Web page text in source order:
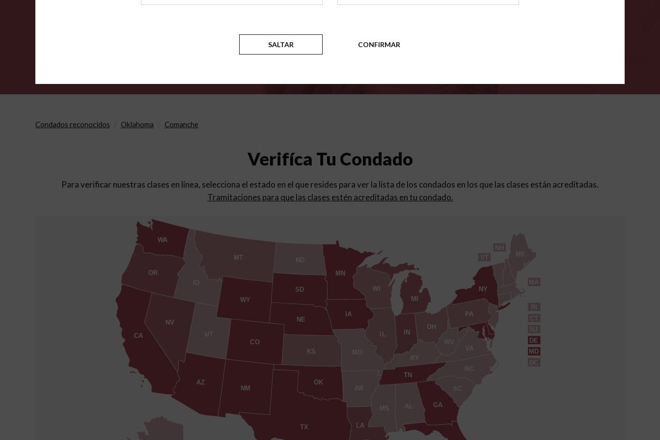
Condados reconocidos Oklahoma Comanche
Verifíca Tu Condado
Para verificar nuestras clases en línea, selecciona el estado en el que resides para ver la lista de los condados en los que las clases están acreditadas.
Tramitaciones para que las clases estén acreditadas en tu condado.
AL
AZ
AR
CA
CO
CT
DE
DC
GA
ID
IN
IA
KS
KY
LA
ME
MD
MA
MI
MN
MS
MO
MT
NE
NV
NH
NJ
NM
NY
NC
ND
OH
OK
OR
PA
RI
SC
SD
TN
TX
UT
VT
VA
WA
WV
WI
WY
SALTAR CONFIRMAR